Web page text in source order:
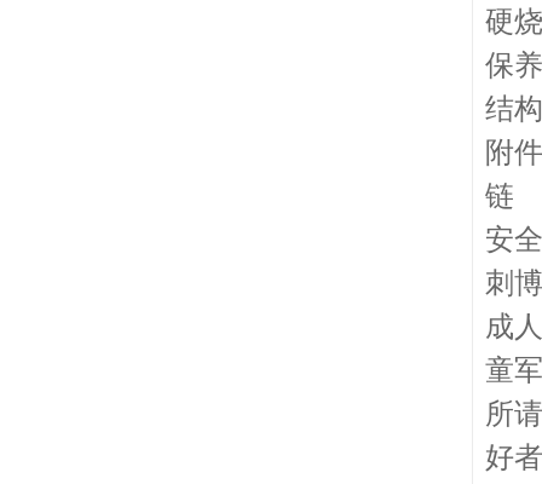
硬
保
结
附
链
安
刺
成
童
所
好